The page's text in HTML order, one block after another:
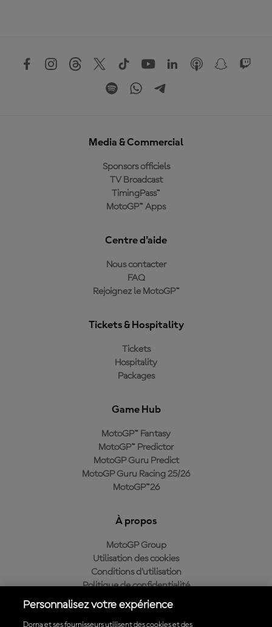
Media & Commercial
Sponsors officiels
TV Broadcast
TimingPass™
MotoGP™ Apps
Centre d'aide
Nous contacter
FAQ
Rejoignez le MotoGP™
Tickets & Hospitality
Tickets
Hospitality
Packages
Game Hub
MotoGP™ Fantasy
MotoGP™ Predictor
MotoGP Guru Predict
MotoGP Guru Racing 25/26
MotoGP™26
À propos
MotoGP Group
Utilisation des cookies
Conditions d'utilisation
Politique de confidentialité
Politique d’achat
Personnalisez votre expérience
Dorna et ses fournisseurs utilisent des cookies et des